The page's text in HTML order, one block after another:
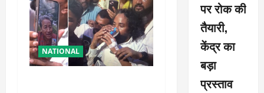
NATIONAL
पर रोक की
तैयारी,
केंद्र का
बड़ा
प्रस्ताव